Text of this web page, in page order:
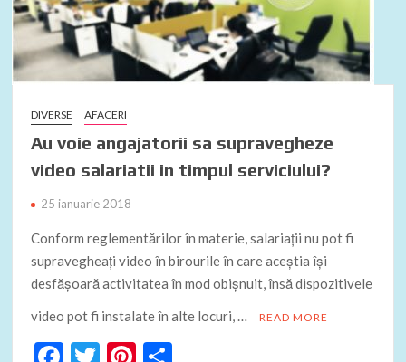
DIVERSE AFACERI
Au voie angajatorii sa supravegheze
video salariatii in timpul serviciului?
25 ianuarie 2018
Conform reglementărilor în materie, salariații nu pot fi
supravegheați video în birourile în care aceștia își
desfășoară activitatea în mod obișnuit, însă dispozitivele
video pot fi instalate în alte locuri, …
READ MORE